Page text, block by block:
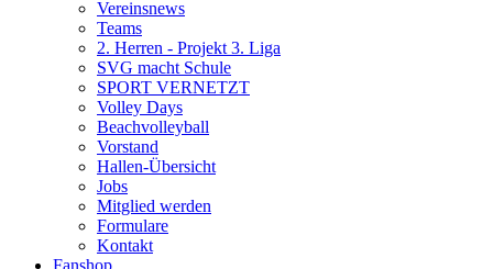
Vereinsnews
Teams
2. Herren - Projekt 3. Liga
SVG macht Schule
SPORT VERNETZT
Volley Days
Beachvolleyball
Vorstand
Hallen-Übersicht
Jobs
Mitglied werden
Formulare
Kontakt
Fanshop